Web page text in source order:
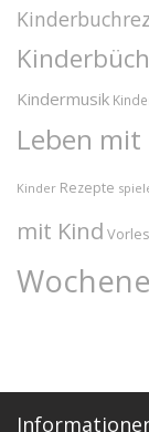
Kindermusik
Leben mit
Kinder Rezepte
mit Kind